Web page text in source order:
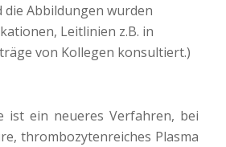
die Abbildungen wurden
Leitlinien z.B. in
von Kollegen konsultiert.)
ist ein neueres Verfahren, bei
thrombozytenreiches Plasma